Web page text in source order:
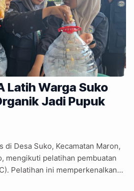
Latih Warga Suko
Jadi Pupuk
di Desa Suko, Kecamatan Maron,
mengikuti pelatihan pembuatan
Pelatihan ini memperkenalkan